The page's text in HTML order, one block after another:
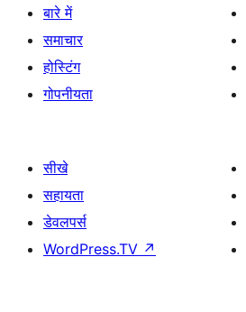
बारे में
समाचार
होस्टिंग
गोपनीयता
सीखे
सहायता
डेवलपर्स
WordPress.TV ↗